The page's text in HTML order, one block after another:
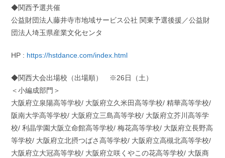
◆関西予選共催
公益財団法人藤井寺市地域サービス公社 関東予選後援／公益財
団法人埼玉県産業文化センタ
HP : https://hstdance.com/index.html
◆関西大会出場校（出場順） ※26日（土）
＜小編成部門＞
大阪府立泉陽高等学校/ 大阪府立久米田高等学校/ 精華高等学校/
阪南大学高等学校/ 大阪府立三島高等学校/ 大阪府立芥川高等学
校/ 利晶学園大阪立命館高等学校/ 梅花高等学校/ 大阪府立長野高
等学校/ 大阪府立北摂つばさ高等学校/ 大阪府立高槻北高等学校/
大阪府立大冠高等学校/ 大阪府立咲くやこの花高等学校/ 大阪商